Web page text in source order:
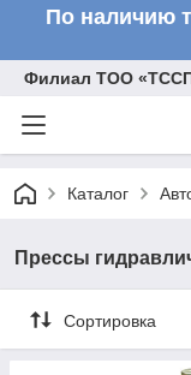
По наличию
Филиал ТОО «ТССП
Каталог
Прессы
Сортировка